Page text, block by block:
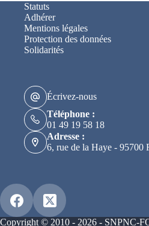
Statuts
Adhérer
Mentions légales
Protection des données
Solidarités
Écrivez-nous
Téléphone :
01 49 19 58 18
Adresse :
6, rue de la Haye - 95700
Copyright © 2010 - 2026 - SNPNC-